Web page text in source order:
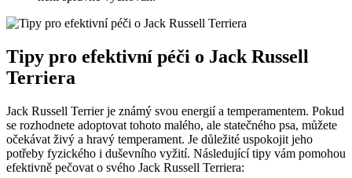
Tipy‌ pro efektivní péči o ⁤Jack⁤ Russell
Terriera
Jack Russell Terrier je známý svou energií a temperamentem. Pokud
se rozhodnete adoptovat tohoto malého, ale statečného psa, můžete
očekávat živý a hravý temperament. ​Je důležité uspokojit jeho⁢
potřeby fyzického i⁢ duševního vyžití. Následující tipy vám pomohou
efektivně pečovat o svého Jack Russell Terriera: